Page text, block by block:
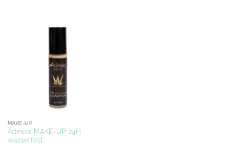
MAKE-UP
Adessa MAKE-UP 24H
wasserfest